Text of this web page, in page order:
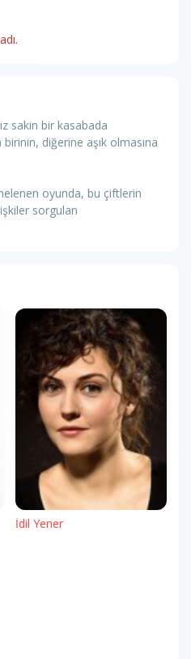
sakin bir kasabada
diğerine aşık olmasına
oyunda, bu çiftlerin
sorgulan
İdil Yener